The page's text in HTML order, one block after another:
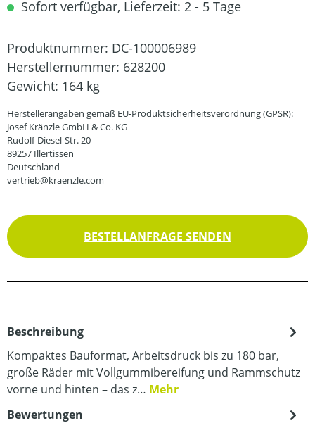
Sofort verfügbar, Lieferzeit: 2 - 5 Tage
Produktnummer: DC-100006989
Herstellernummer: 628200
Gewicht: 164 kg
Herstellerangaben gemäß EU-Produktsicherheitsverordnung (GPSR):
Josef Kränzle GmbH & Co. KG
Rudolf-Diesel-Str. 20
89257 Illertissen
Deutschland
vertrieb@kraenzle.com
BESTELLANFRAGE SENDEN
Beschreibung
Kompaktes Bauformat, Arbeitsdruck bis zu 180 bar,
große Räder mit Vollgummibereifung und Rammschutz
vorne und hinten – das z… Mehr
Bewertungen